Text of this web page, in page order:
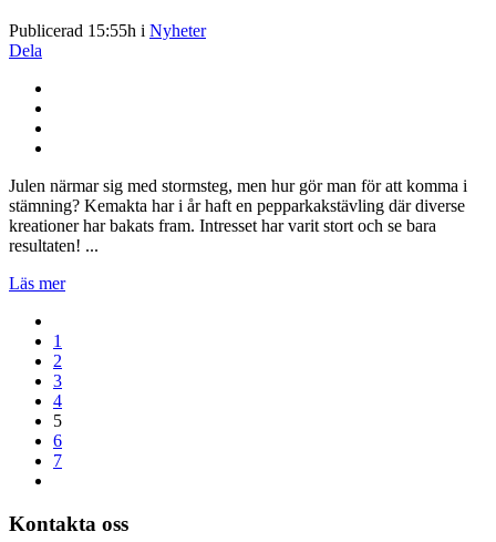
Publicerad 15:55h i Nyheter
Dela
Julen närmar sig med stormsteg, men hur gör man för att komma i
stämning? Kemakta har i år haft en pepparkakstävling där diverse
kreationer har bakats fram. Intresset har varit stort och se bara
resultaten! ...
Läs mer
1
2
3
4
5
6
7
Kontakta oss